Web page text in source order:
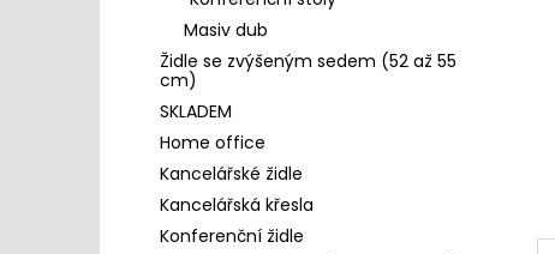
Masiv dub
Židle se zvýšeným sedem (52 až 55
cm)
SKLADEM
Home office
Kancelářské židle
Kancelářská křesla
Konferenční židle
4 390 Kč